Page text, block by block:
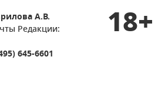
А.В.
Редакции:
645-6601
18+